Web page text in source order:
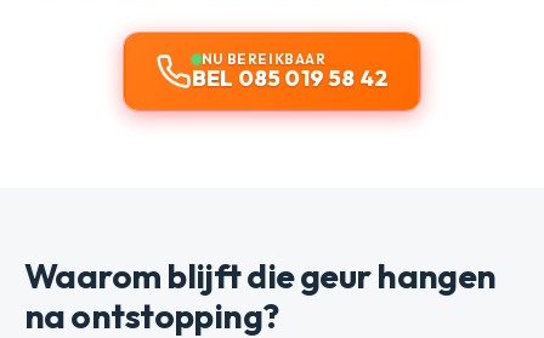
NU BEREIKBAAR
BEL 085 019 58 42
Waarom blijft die geur hangen
na ontstopping?